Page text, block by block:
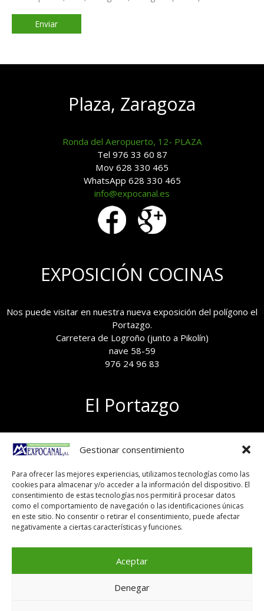
Gestionar consentimiento
Para ofrecer las mejores experiencias, utilizamos tecnologías como las
cookies para almacenar y/o acceder a la información del dispositivo. El
consentimiento de estas tecnologías nos permitirá procesar datos
como el comportamiento de navegación o las identificaciones únicas
en este sitio. No consentir o retirar el consentimiento, puede afectar
negativamente a ciertas características y funciones.
Aceptar
Denegar
Plaza, Zaragoza
Ronda del Aeropuerto, 12- PLAZA
Tel 976 33 60 87
Mov 628 330 465
WhatsApp 628 330 465
info@expocanal.es
EXPOSICIÓN COCINAS
Nos puede visitar en nuestra nueva exposición del polígono el
Portazgo.
Carretera de Logroño (junto a Pikolín)
nave 58-59
976 24 96 83
El Portazgo
Polígono el Portazgo, nave 59
50011 Zaragoza
Tel 976 24 96 83
exposicion@expocanal.es
Aviso Legal
Política de cookies